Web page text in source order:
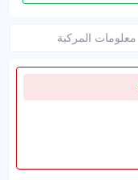
معلومات المركبة